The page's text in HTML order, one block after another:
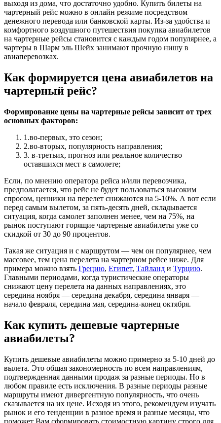
выходя из дома, что достаточно удобно. Купить билеты на
чартерный рейс можно в онлайн режиме посредством
денежного перевода или банковской карты. Из-за удобства и
комфортного воздушного путешествия покупка авиабилетов
на чартерные рейсы становится с каждым годом популярнее, а
чартеры в Шарм эль Шейх занимают прочную нишу в
авиаперевозках.
Как формируется цена авиабилетов на
чартерный рейс?
Формирование цены на чартерные рейсы зависит от трех
основных факторов:
1.во-первых, это сезон;
2.во-вторых, популярность направления;
3. в-третьих, прогноз или реальное количество
оставшихся мест в самолете;
Если, по мнению оператора рейса и/или перевозчика,
предполагается, что рейс не будет пользоваться высоким
спросом, ценники на перелет снижаются на 5-10%. А вот если
перед самым вылетом, за пять-десять дней, складывается
ситуация, когда самолет заполнен менее, чем на 75%, на
рынок поступают горящие чартерные авиабилеты уже со
скидкой от 30 до 90 процентов.
Такая же ситуация и с маршрутом — чем он популярнее, чем
массовее, тем цена перелета на чартерном рейсе ниже. Для
примера можно взять Грецию, Египет, Тайланд и Турцию.
Главными периодами, когда туристические операторы
снижают цену перелета на данных направлениях, это
середина ноября — середина декабря, середина января —
начало февраля, середина мая, середина-конец октября.
Как купить дешевые чартерные
авиабилеты?
Купить дешевые авиабилеты можно примерно за 5-10 дней до
вылета. Это общая закономерность по всем направлениям,
подтвержденная данными продаж за разные периоды. Но в
любом правиле есть исключения. В разные периоды разные
маршруты имеют дивергентную популярность, что очень
сказывается на их цене. Исходя из этого, рекомендуем изучать
рынок и его тенденции в разное время и разные месяцы, что
поможет Вам сформировать стоимостную картину строго для